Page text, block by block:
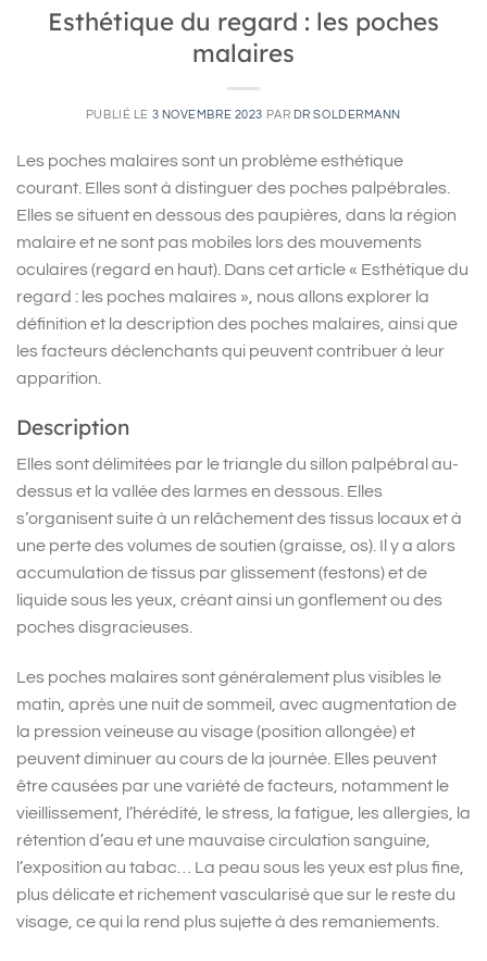
Esthétique du regard : les poches
malaires
PUBLIÉ LE 3 NOVEMBRE 2023 PAR DR SOLDERMANN
Les poches malaires sont un problème esthétique
courant. Elles sont à distinguer des poches palpébrales.
Elles se situent en dessous des paupières, dans la région
malaire et ne sont pas mobiles lors des mouvements
oculaires (regard en haut). Dans cet article « Esthétique du
regard : les poches malaires », nous allons explorer la
définition et la description des poches malaires, ainsi que
les facteurs déclenchants qui peuvent contribuer à leur
apparition.
Description
Elles sont délimitées par le triangle du sillon palpébral au-
dessus et la vallée des larmes en dessous. Elles
s’organisent suite à un relâchement des tissus locaux et à
une perte des volumes de soutien (graisse, os). Il y a alors
accumulation de tissus par glissement (festons) et de
liquide sous les yeux, créant ainsi un gonflement ou des
poches disgracieuses.
Les poches malaires sont généralement plus visibles le
matin, après une nuit de sommeil, avec augmentation de
la pression veineuse au visage (position allongée) et
peuvent diminuer au cours de la journée. Elles peuvent
être causées par une variété de facteurs, notamment le
vieillissement, l’hérédité, le stress, la fatigue, les allergies, la
rétention d’eau et une mauvaise circulation sanguine,
l’exposition au tabac… La peau sous les yeux est plus fine,
plus délicate et richement vascularisé que sur le reste du
visage, ce qui la rend plus sujette à des remaniements.